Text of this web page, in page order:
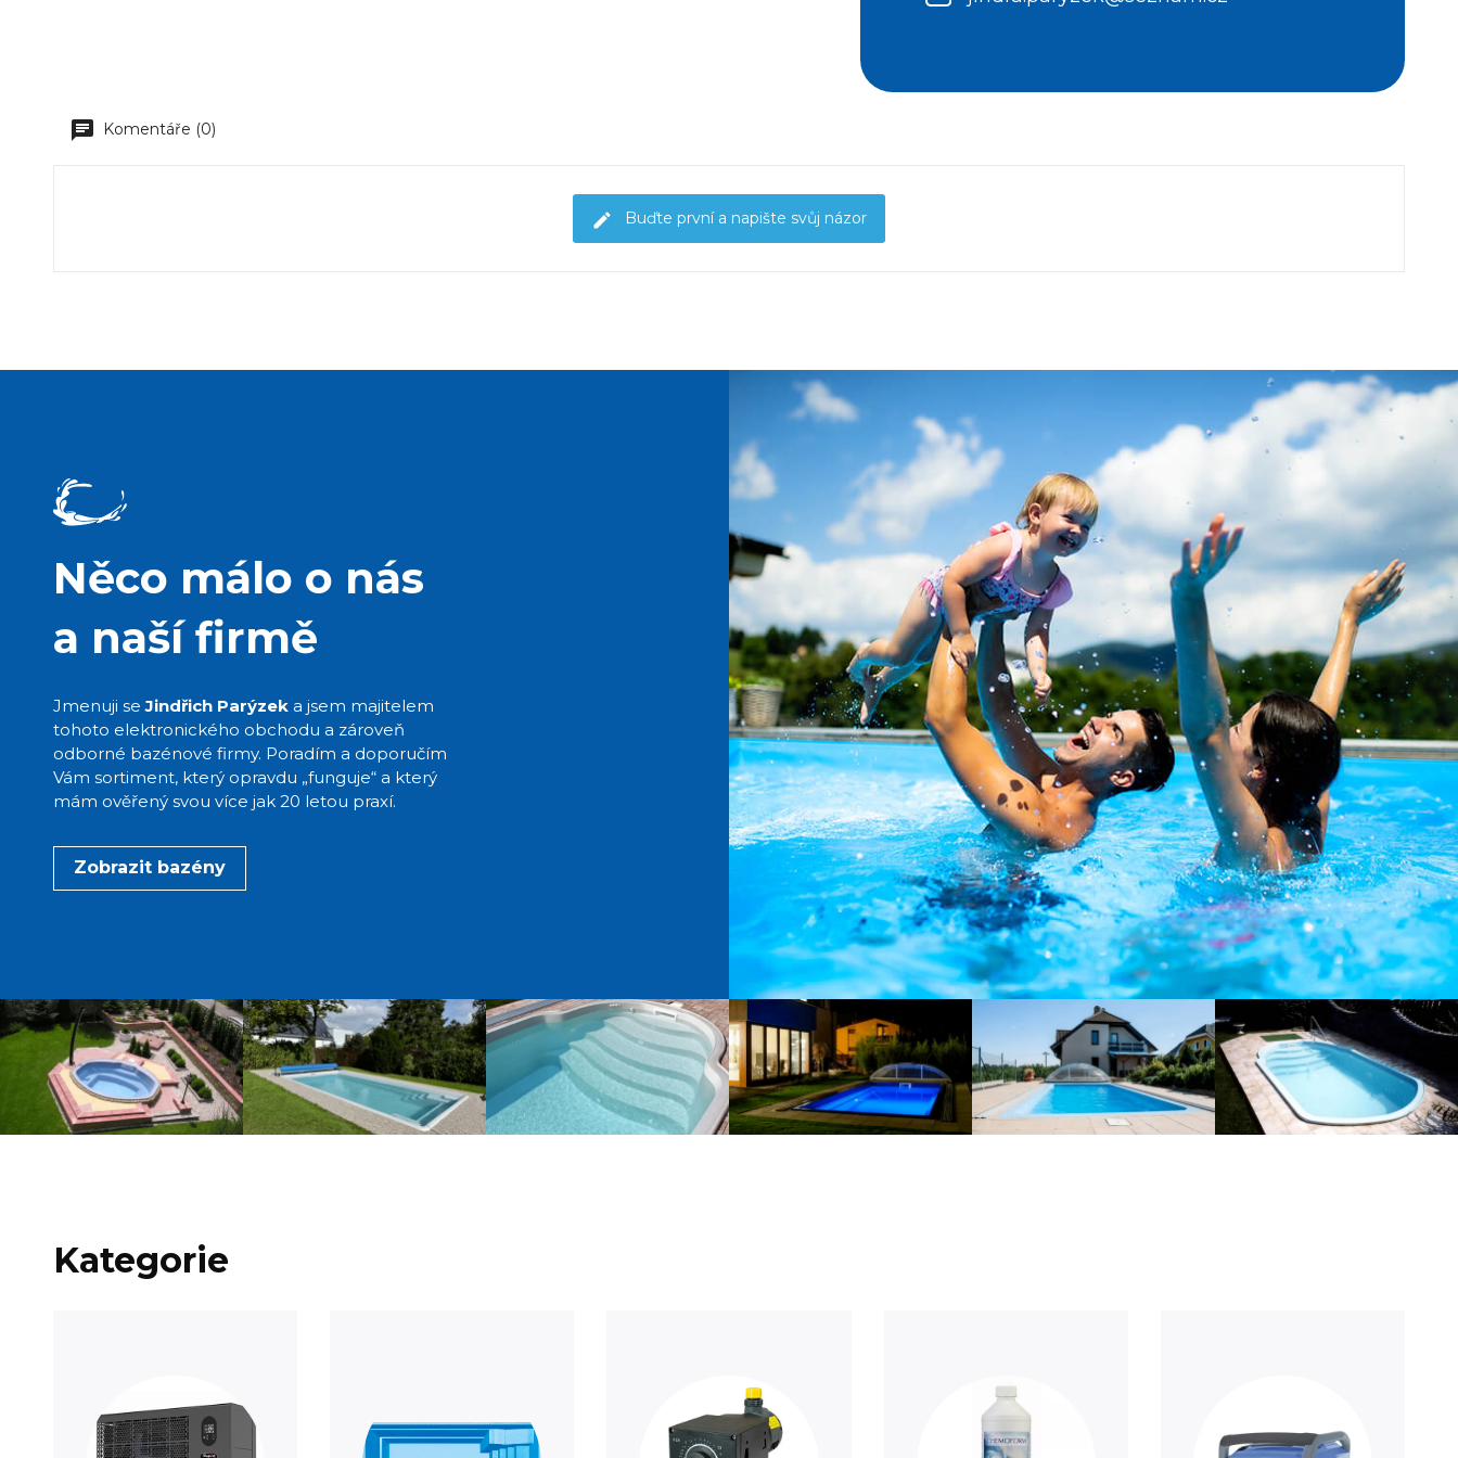
Komentáře (0)
Buďte první a napište svůj názor
Něco málo o nás
a naší firmě
Jmenuji seJindřich Parýzeka jsem majitelem
tohoto elektronického obchodu a zároveň
odborné bazénové firmy. Poradím a doporučím
Vám sortiment, který opravdu „funguje“ a který
mám ověřený svou více jak 20 letou praxí.
Zobrazit bazény
Kategorie